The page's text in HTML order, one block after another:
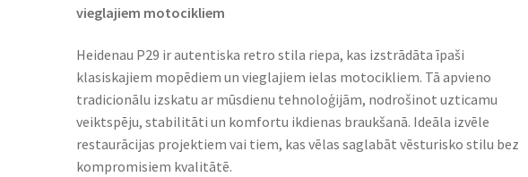
vieglajiem motocikliem
Heidenau P29 ir autentiska retro stila riepa, kas izstrādāta īpaši
klasiskajiem mopēdiem un vieglajiem ielas motocikliem. Tā apvieno
tradicionālu izskatu ar mūsdienu tehnoloģijām, nodrošinot uzticamu
veiktspēju, stabilitāti un komfortu ikdienas braukšanā. Ideāla izvēle
restaurācijas projektiem vai tiem, kas vēlas saglabāt vēsturisko stilu bez
kompromisiem kvalitātē.